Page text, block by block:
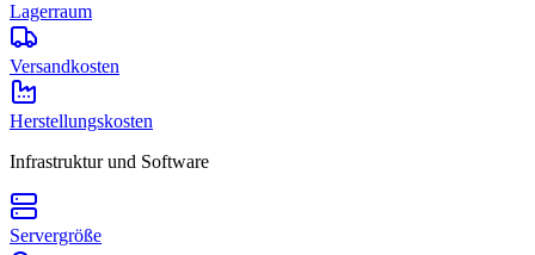
Lagerraum
Versandkosten
Herstellungskosten
Infrastruktur und Software
Servergröße